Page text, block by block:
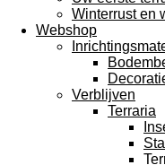
Winterrust en
Webshop
Verblijven
Terraria